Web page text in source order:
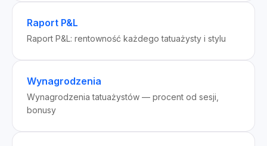
Raport P&L
Raport P&L: rentowność każdego tatuażysty i stylu
Wynagrodzenia
Wynagrodzenia tatuażystów — procent od sesji,
bonusy